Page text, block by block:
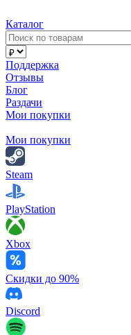
Каталог
Поддержка
Отзывы
Блог
Раздачи
Мои покупки
Мои покупки
Steam
PlayStation
Xbox
Скидки до 90%
Discord